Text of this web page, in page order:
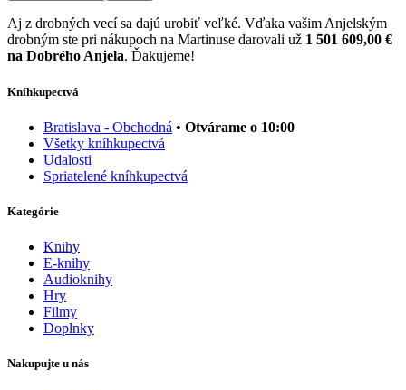
Aj z drobných vecí sa dajú urobiť veľké. Vďaka vašim Anjelským
drobným ste pri nákupoch na Martinuse darovali už 1 501 609,00 €
na Dobrého Anjela. Ďakujeme!
Kníhkupectvá
Bratislava - Obchodná • Otvárame o 10:00
Všetky kníhkupectvá
Udalosti
Spriatelené kníhkupectvá
Kategórie
Knihy
E-knihy
Audioknihy
Hry
Filmy
Doplnky
Nakupujte u nás